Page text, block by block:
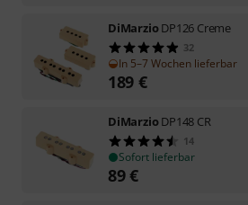
DiMarzioDP126 Creme
32
In 5–7 Wochen lieferbar
189 €
DiMarzioDP148 CR
14
Sofort lieferbar
89€